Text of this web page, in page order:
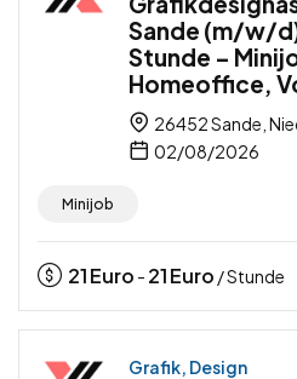
Sande (m/w/
Stunde –
Homeoffice,
26452 Sande,
02/08/2026
Minijob
21Euro - 21Euro / Stunde
Grafik, Design